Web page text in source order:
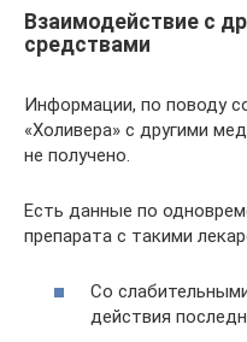
Взаимодействие с
средствами
Информации, по поводу
«Холивера» с другими
не получено.
Есть данные по
препарата с такими
Со
действия